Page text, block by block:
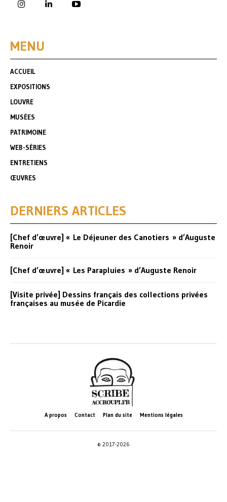
MENU
ACCUEIL
EXPOSITIONS
LOUVRE
MUSÉES
PATRIMOINE
WEB-SÉRIES
ENTRETIENS
ŒUVRES
DERNIERS ARTICLES
[Chef d’œuvre] « Le Déjeuner des Canotiers » d’Auguste
Renoir
[Chef d’œuvre] « Les Parapluies » d’Auguste Renoir
[Visite privée] Dessins français des collections privées
françaises au musée de Picardie
A propos Contact Plan du site Mentions légales
© 2017-2026